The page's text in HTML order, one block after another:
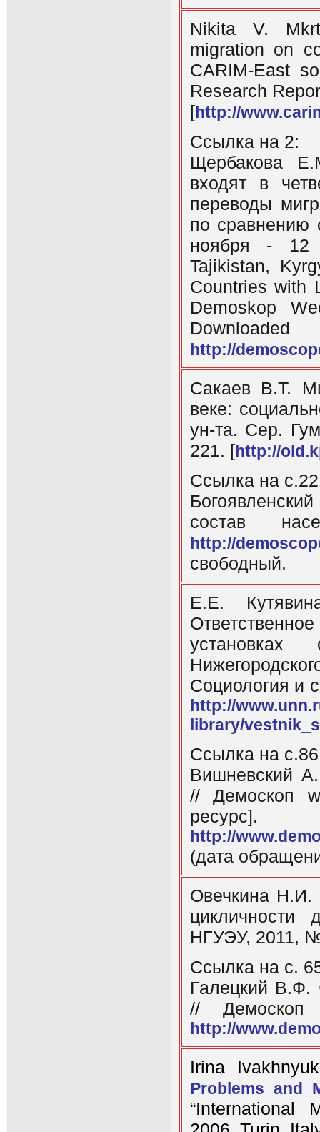
Nikita V.
migration on
CARIM-East
Research
[http://
Ссылка на 2:
Щербакова
входят в
переводы
по
ноября - 12
Tajikistan,
Countries with
Demoskop
http://
Сакаев В.Т.
веке:
ун-та. Сер.
221. [http://
Ссылка на
состав
http://
свободный.
Е.Е.
Социология и
http://
library/
Ссылка на
Вишневский
// Демоскоп
http://
(дата
Овечкина Н.И.
цикличности
НГУЭУ, 2011,
Ссылка на с.
Галецкий В.Ф.
//
http://
Irina
Problems and
“International